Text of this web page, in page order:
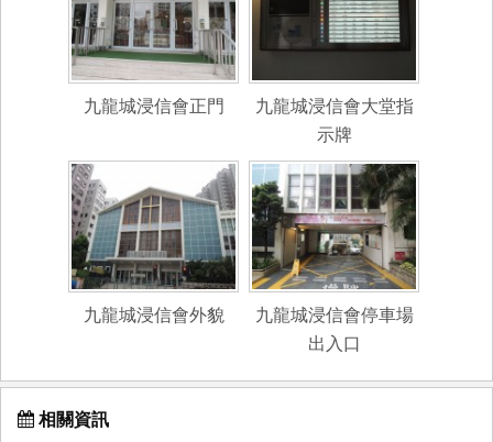
九龍城浸信會正門
九龍城浸信會大堂指
示牌
九龍城浸信會外貌
九龍城浸信會停車場
出入口
相關資訊